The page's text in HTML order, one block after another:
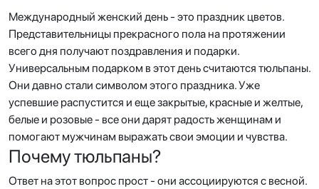
Международный женский день - это праздник цветов.
Представительницы прекрасного пола на протяжении
всего дня получают поздравления и подарки.
Универсальным подарком в этот день считаются тюльпаны.
Они давно стали символом этого праздника. Уже
успевшие распустится и еще закрытые, красные и желтые,
белые и розовые - все они дарят радость женщинам и
помогают мужчинам выражать свои эмоции и чувства.
Почему тюльпаны?
Ответ на этот вопрос прост - они ассоциируются с весной.